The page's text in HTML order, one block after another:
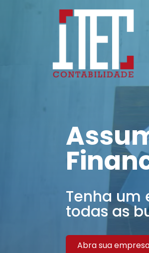
Tenha um
todas as
Abra sua